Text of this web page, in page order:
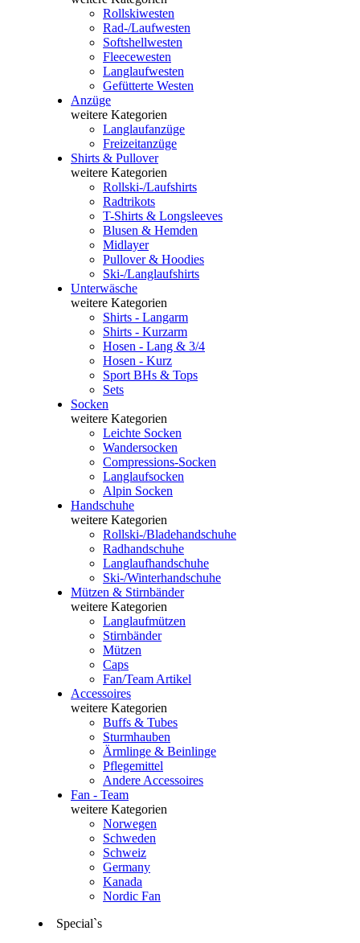
Rollskiwesten
Rad-/Laufwesten
Softshellwesten
Fleecewesten
Langlaufwesten
Gefütterte Westen
Anzüge
weitere Kategorien
Langlaufanzüge
Freizeitanzüge
Shirts & Pullover
weitere Kategorien
Rollski-/Laufshirts
Radtrikots
T-Shirts & Longsleeves
Blusen & Hemden
Midlayer
Pullover & Hoodies
Ski-/Langlaufshirts
Unterwäsche
weitere Kategorien
Shirts - Langarm
Shirts - Kurzarm
Hosen - Lang & 3/4
Hosen - Kurz
Sport BHs & Tops
Sets
Socken
weitere Kategorien
Leichte Socken
Wandersocken
Compressions-Socken
Langlaufsocken
Alpin Socken
Handschuhe
weitere Kategorien
Rollski-/Bladehandschuhe
Radhandschuhe
Langlaufhandschuhe
Ski-/Winterhandschuhe
Mützen & Stirnbänder
weitere Kategorien
Langlaufmützen
Stirnbänder
Mützen
Caps
Fan/Team Artikel
Accessoires
weitere Kategorien
Buffs & Tubes
Sturmhauben
Ärmlinge & Beinlinge
Pflegemittel
Andere Accessoires
Fan - Team
weitere Kategorien
Norwegen
Schweden
Schweiz
Germany
Kanada
Nordic Fan
Special`s